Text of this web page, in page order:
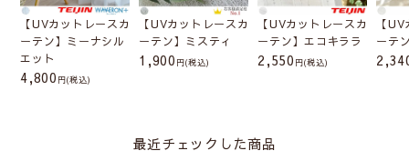
【UVカットレースカ
ーテン】ミーナシル
エット
4,800 (税込)
【UVカットレースカ
ーテン】ミスティ
1,900 (税込)
【UVカットレースカ
ーテン】エコキララ
2,550 (税込)
【
ーテ
最近チェックした商品